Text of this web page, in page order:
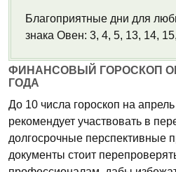
Благоприятные дни для
знака Овен: 3, 4, 5, 13, 14,
ФИНАНСОВЫЙ ГОРОСКОП
ГОДА
До 10 числа гороскоп на
рекомендует участвовать в
долгосрочные перспективные
документы стоит